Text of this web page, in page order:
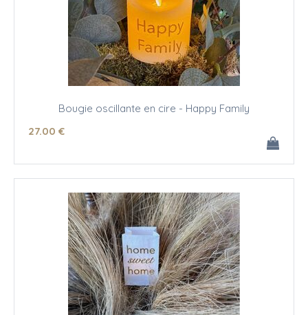
Bougie oscillante en cire - Happy Family
27.00 €